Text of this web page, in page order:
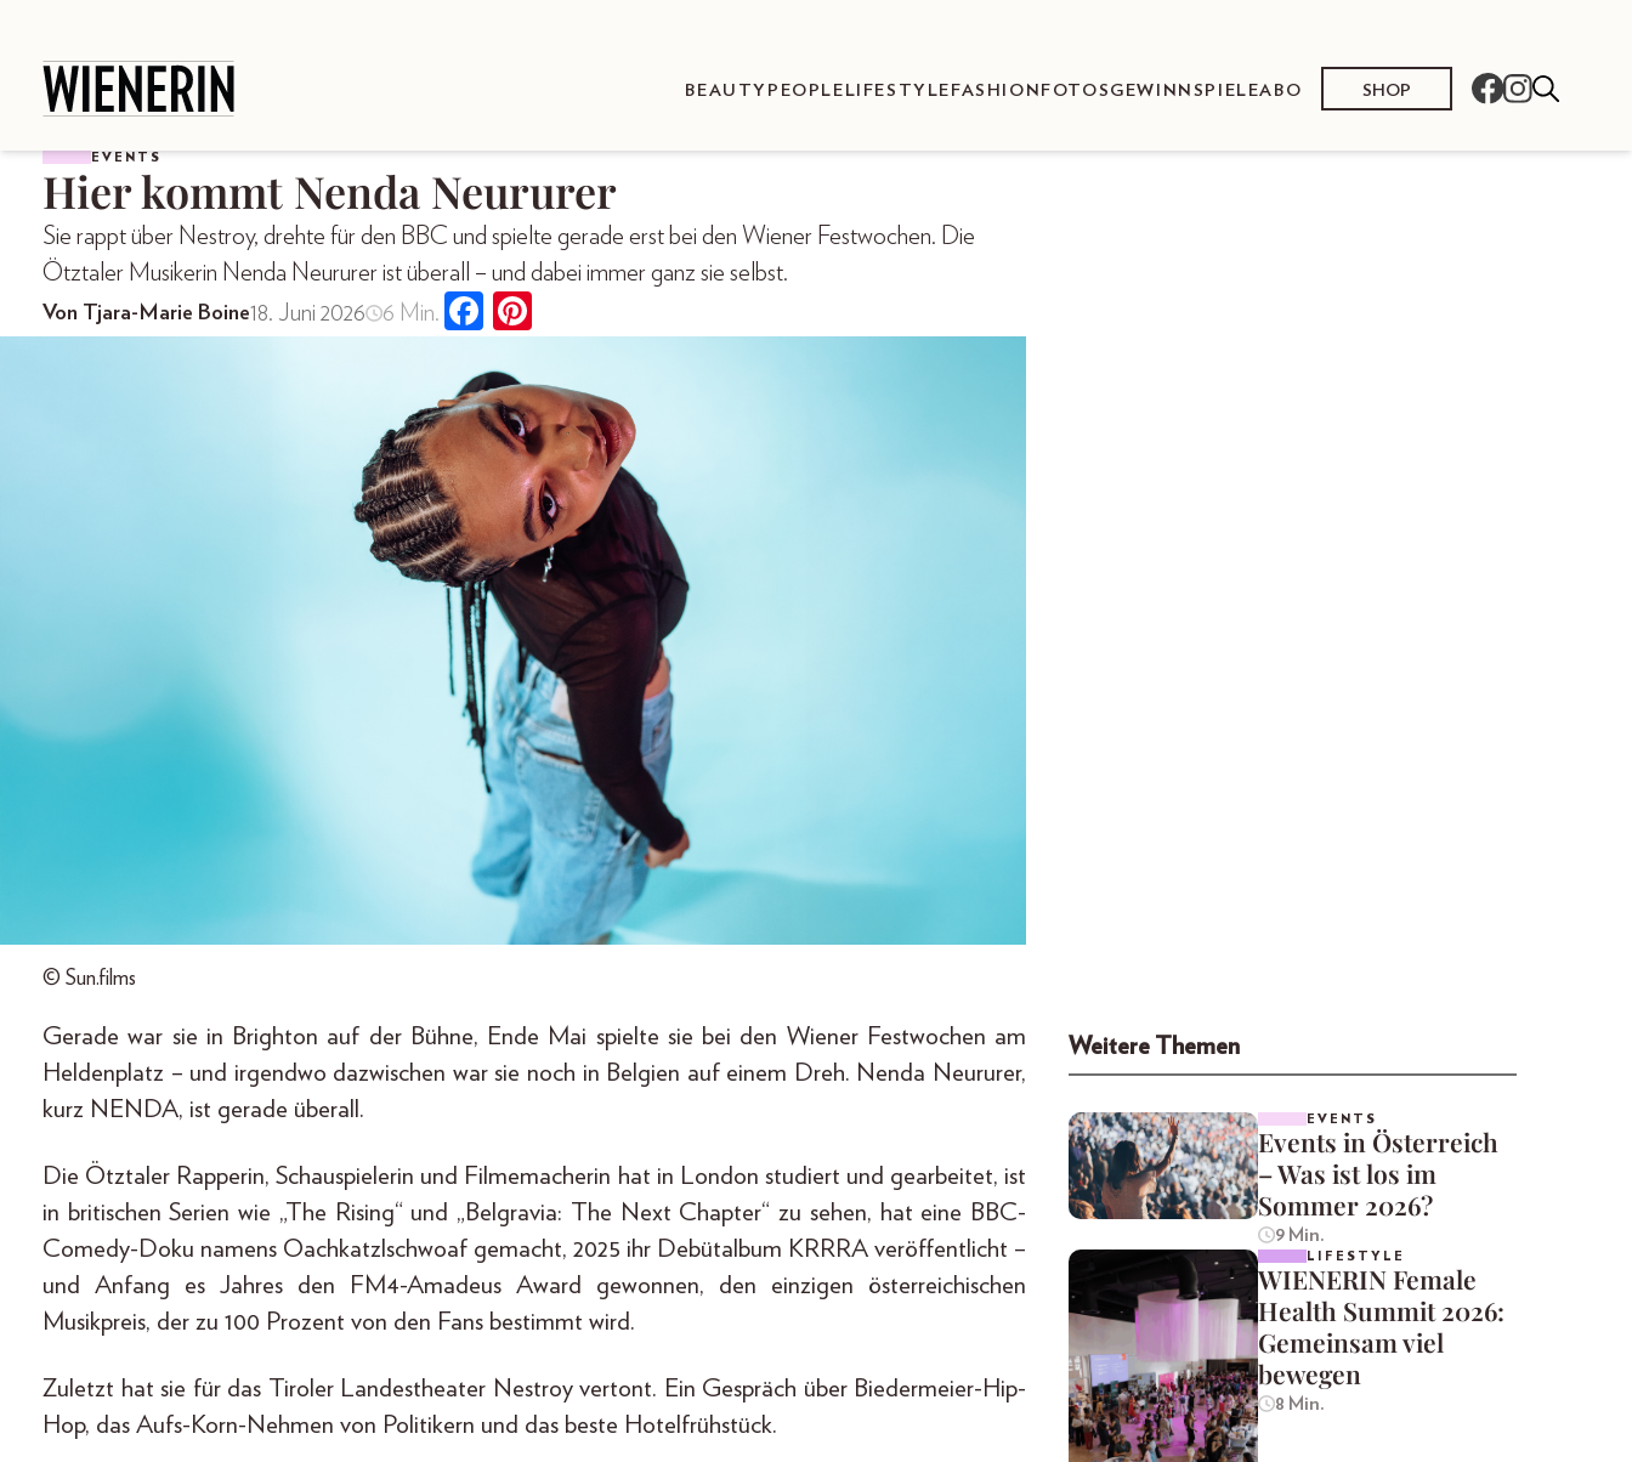
BEAUTY PEOPLE LIFESTYLE FASHION FOTOS GEWINNSPIELEABO SHOP
EVENTS
Hier kommt Nenda Neururer
Sie rappt über Nestroy, drehte für den BBC und spielte gerade erst bei den Wiener Festwochen. Die
Ötztaler Musikerin Nenda Neururer ist überall – und dabei immer ganz sie selbst.
Von Tjara-Marie Boine18. Juni 2026 6 Min.
© Sun.films
Gerade war sie in Brighton auf der Bühne, Ende Mai spielte sie bei den Wiener Festwochen am
Heldenplatz – und irgendwo dazwischen war sie noch in Belgien auf einem Dreh. Nenda Neururer,
kurz NENDA, ist gerade überall.
Die Ötztaler Rapperin, Schauspielerin und Filmemacherin hat in London studiert und gearbeitet, ist
in britischen Serien wie „The Rising“ und „Belgravia: The Next Chapter“ zu sehen, hat eine BBC-
Comedy-Doku namens Oachkatzlschwoaf gemacht, 2025 ihr Debütalbum KRRRA veröffentlicht –
und Anfang es Jahres den FM4-Amadeus Award gewonnen, den einzigen österreichischen
Musikpreis, der zu 100 Prozent von den Fans bestimmt wird.
Zuletzt hat sie für das Tiroler Landestheater Nestroy vertont. Ein Gespräch über Biedermeier-Hip-
Hop, das Aufs-Korn-Nehmen von Politikern und das beste Hotelfrühstück.
Weitere Themen
EVENTS
Events in Österreich
– Was ist los im
Sommer 2026?
9 Min.
LIFESTYLE
WIENERIN Female
Health Summit 2026:
Gemeinsam viel
bewegen
8 Min.